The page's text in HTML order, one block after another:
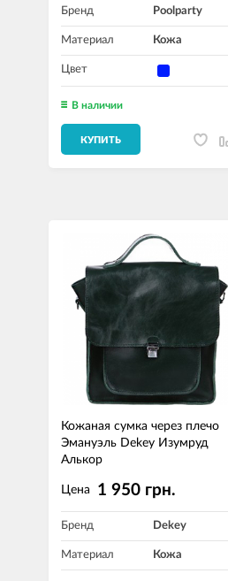
Бренд Poolparty
Материал Кожа
Цвет
В наличии
КУПИТЬ
Кожаная сумка через плечо
Эмануэль Dekey Изумруд
Алькор
Цена 1 950 грн.
Бренд Dekey
Материал Кожа